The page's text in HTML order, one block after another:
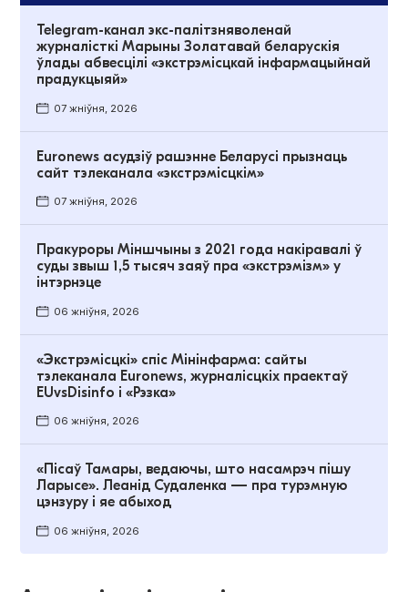
Telegram-канал экс-палітзняволенай
журналісткі Марыны Золатавай беларускія
ўлады абвесцілі «экстрэмісцкай інфармацыйнай
прадукцыяй»
07 жніўня, 2026
Euronews асудзіў рашэнне Беларусі прызнаць
сайт тэлеканала «экстрэмісцкім»
07 жніўня, 2026
Пракуроры Міншчыны з 2021 года накіравалі ў
суды звыш 1,5 тысяч заяў пра «экстрэмізм» у
інтэрнэце
06 жніўня, 2026
«Экстрэмісцкі» спіс Мінінфарма: сайты
тэлеканала Euronews, журналісцкіх праектаў
EUvsDisinfo і «Рэзка»
06 жніўня, 2026
«Пісаў Тамары, ведаючы, што насамрэч пішу
Ларысе». Леанід Судаленка — пра турэмную
цэнзуру і яе абыход
06 жніўня, 2026